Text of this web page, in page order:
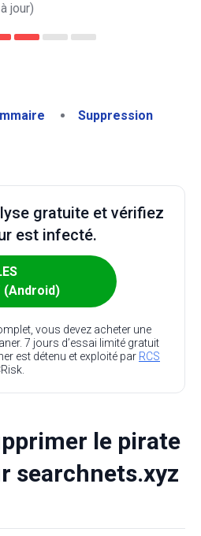
jour)
Suppression
gratuite et vérifiez
est infecté.
(Android)
vous devez acheter une
7 jours d’essai limité gratuit
est détenu et exploité par RCS
le pirate
searchnets.xyz